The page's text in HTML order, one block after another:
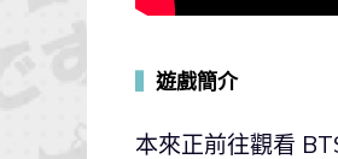
遊戲簡介
本來正前往觀看